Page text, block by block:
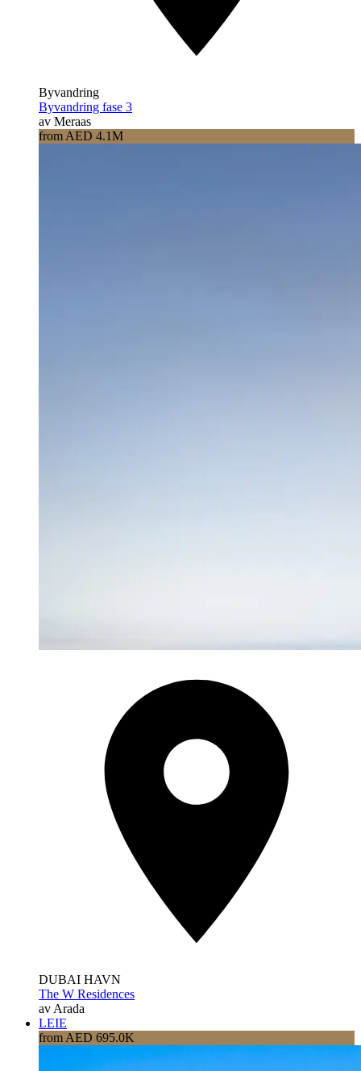
Byvandring
Byvandring fase 3
av Meraas
from AED 4.1M
DUBAI HAVN
The W Residences
av Arada
LEIE
from AED 695.0K